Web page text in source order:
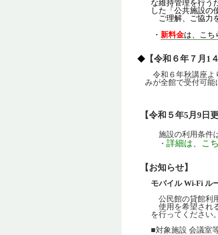
な維持管理を行うた
した「公共施設の使
ご理解、ご協力を
・ 新料金は、こち
◆ 【令和６年７月1
令和６年秋講座よ
みが全館で受付可能
【令和５年5月9日
施設の利用条件は
・ 詳細は、こ
【お知らせ】
モバイル Wi-Fi ル
公民館の貸館利用の
使用を希望される場
を行ってください
■対象施設 会議室